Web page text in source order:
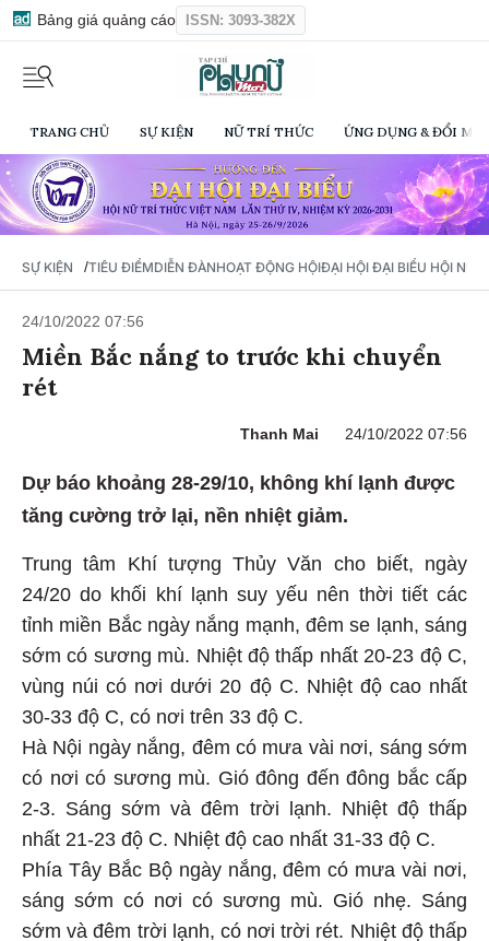
Bảng giá quảng cáo ISSN: 3093-382X
TRANG CHỦ SỰ KIỆN NỮ TRÍ THỨC ỨNG DỤNG & ĐỔI
SỰ KIỆN /TIÊU ĐIỂMDIỄN ĐÀNHOẠT ĐỘNG HỘIĐẠI HỘI ĐẠI BIỂU HỘI NỮ
24/10/2022 07:56
Miền Bắc nắng to trước khi chuyển
rét
Thanh Mai 24/10/2022 07:56
Dự báo khoảng 28-29/10, không khí lạnh được
tăng cường trở lại, nền nhiệt giảm.
Trung tâm Khí tượng Thủy Văn cho biết, ngày
24/20 do khối khí lạnh suy yếu nên thời tiết các
tỉnh miền Bắc ngày nắng mạnh, đêm se lạnh, sáng
sớm có sương mù. Nhiệt độ thấp nhất 20-23 độ C,
vùng núi có nơi dưới 20 độ C. Nhiệt độ cao nhất
30-33 độ C, có nơi trên 33 độ C.
Hà Nội ngày nắng, đêm có mưa vài nơi, sáng sớm
có nơi có sương mù. Gió đông đến đông bắc cấp
2-3. Sáng sớm và đêm trời lạnh. Nhiệt độ thấp
nhất 21-23 độ C. Nhiệt độ cao nhất 31-33 độ C.
Phía Tây Bắc Bộ ngày nắng, đêm có mưa vài nơi,
sáng sớm có nơi có sương mù. Gió nhẹ. Sáng
sớm và đêm trời lạnh, có nơi trời rét. Nhiệt độ thấp